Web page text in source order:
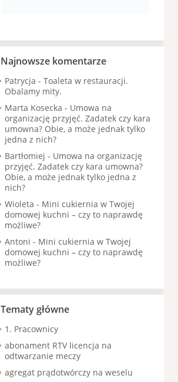
Najnowsze komentarze
Patrycja - Toaleta w restauracji.
Obalamy mity.
Marta Kosecka - Umowa na
organizację przyjęć. Zadatek czy kara
umowna? Obie, a może jednak tylko
jedna z nich?
Bartłomiej - Umowa na organizację
przyjęć. Zadatek czy kara umowna?
Obie, a może jednak tylko jedna z
nich?
Wioleta - Mini cukiernia w Twojej
domowej kuchni – czy to naprawdę
możliwe?
Antoni - Mini cukiernia w Twojej
domowej kuchni – czy to naprawdę
możliwe?
Tematy główne
1. Pracownicy
abonament RTV licencja na
odtwarzanie meczy
agregat prądotwórczy na weselu